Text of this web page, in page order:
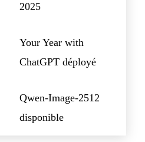
2025
Your Year with
ChatGPT déployé
Qwen-Image-2512
disponible